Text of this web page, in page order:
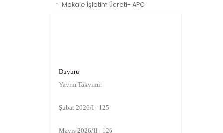
Makale İşletim Ücreti- APC
Yayım Takvimi: